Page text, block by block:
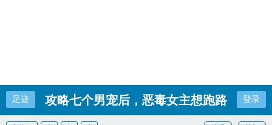
足迹 攻略七个男宠后，恶毒女主想跑路 登录